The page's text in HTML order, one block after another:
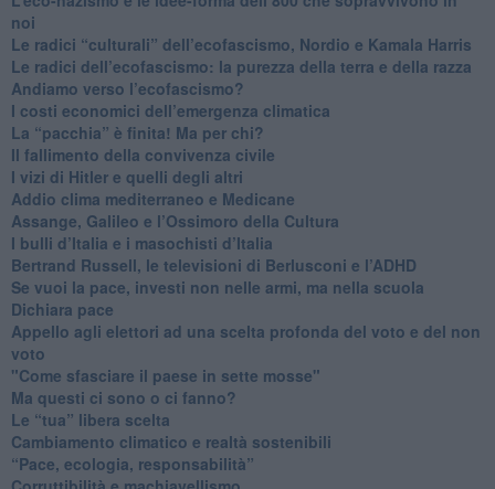
noi
​Le radici “culturali” dell’ecofascismo, Nordio e Kamala Harris
Le radici dell’ecofascismo: la purezza della terra e della razza
Andiamo verso l’ecofascismo?
I costi economici dell’emergenza climatica
​La “pacchia” è finita! Ma per chi?
​Il fallimento della convivenza civile
​I vizi di Hitler e quelli degli altri
Addio clima mediterraneo e Medicane
​Assange, Galileo e l’Ossimoro della Cultura
​I bulli d’Italia e i masochisti d’Italia
​Bertrand Russell, le televisioni di Berlusconi e l’ADHD
​Se vuoi la pace, investi non nelle armi, ma nella scuola
​Dichiara pace
​Appello agli elettori ad una scelta profonda del voto e del non
voto
"Come sfasciare il paese in sette mosse"
​Ma questi ci sono o ci fanno?
​Le “tua” libera scelta
Cambiamento climatico e realtà sostenibili
“Pace, ecologia, responsabilità”